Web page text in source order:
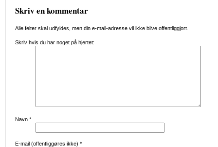
Skriv en kommentar
Alle felter skal udfyldes, men din e-mail-adresse vil ikke blive offentliggjort.
Skriv hvis du har noget på hjertet:
Navn *
E-mail (offentliggøres ikke) *